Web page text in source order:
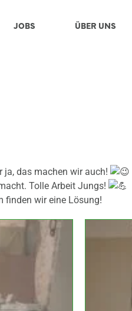
JOBS ÜBER UNS
ja, das machen wir auch!
Tolle Arbeit Jungs!
finden wir eine Lösung!